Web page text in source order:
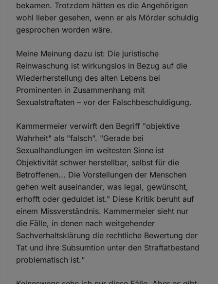
bekamen. Trotzdem hätten es die Angehörigen
wohl lieber gesehen, wenn er als Mörder schuldig
gesprochen worden wäre.
Meine Meinung dazu ist: Die juristische
Reinwaschung ist wirkungslos in Bezug auf die
Wiederherstellung des alten Lebens bei
Prominenten in Zusammenhang mit
Sexualstraftaten – vor der Falschbeschuldigung.
Kammermeier verwirft den Begriff "objektive
Wahrheit" als "falsch". "Gerade bei
Sexualhandlungen im weitesten Sinne ist
Objektivität schwer herstellbar, selbst für die
Betroffenen... Die Vorstellungen der Menschen
gehen weit auseinander, was legal, gewünscht,
erhofft oder geduldet ist." Diese Kritik beruht auf
einem Missverständnis. Kammermeier sieht nur
die Fälle, in denen nach weitgehender
Sachverhaltsklärung die rechtliche Bewertung der
Tat und ihre Subsumtion unter den Straftatbestand
problematisch ist.“